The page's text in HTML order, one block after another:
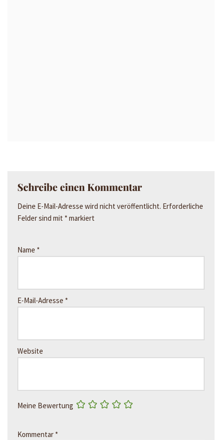
Schreibe einen Kommentar
Deine E-Mail-Adresse wird nicht veröffentlicht. Erforderliche
Felder sind mit *markiert
Name *
E-Mail-Adresse *
Website
Meine Bewertung
Kommentar *